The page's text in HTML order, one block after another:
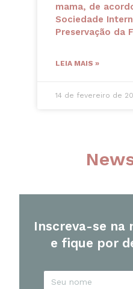
mama, de
Sociedade
Preservação da
LEIA MAIS »
14 de fevereiro de
Inscreva-se na
e fique por